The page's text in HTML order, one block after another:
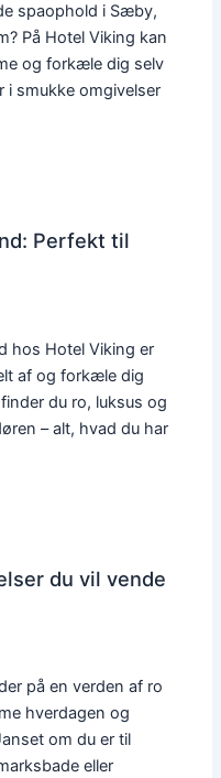
spaophold i Sæby,
På Hotel Viking kan
og forkæle dig selv
i smukke omgivelser
Perfekt til
hos Hotel Viking er
af og forkæle dig
du ro, luksus og
– alt, hvad du har
du vil vende
på en verden af ro
hverdagen og
om du er til
eller